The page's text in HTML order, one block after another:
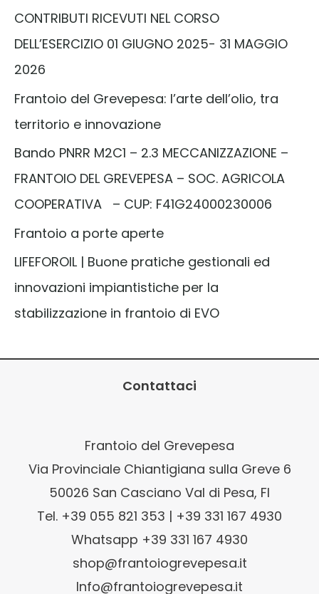
a
:
CONTRIBUTI RICEVUTI NEL CORSO
DELL’ESERCIZIO 01 GIUGNO 2025- 31 MAGGIO
2026
Frantoio del Grevepesa: l’arte dell’olio, tra
territorio e innovazione
Bando PNRR M2C1 – 2.3 MECCANIZZAZIONE –
FRANTOIO DEL GREVEPESA – SOC. AGRICOLA
COOPERATIVA – CUP: F41G24000230006
Frantoio a porte aperte
LIFEFOROIL | Buone pratiche gestionali ed
innovazioni impiantistiche per la
stabilizzazione in frantoio di EVO
Contattaci
Frantoio del Grevepesa
Via Provinciale Chiantigiana sulla Greve 6
50026 San Casciano Val di Pesa, FI
Tel. +39 055 821 353 | +39 331 167 4930
Whatsapp +39 331 167 4930
shop@frantoiogrevepesa.it
Info@frantoiogrevepesa.it